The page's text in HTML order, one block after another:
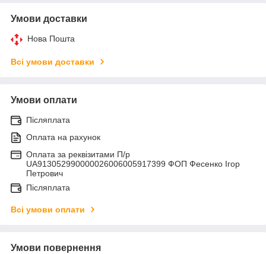
Умови доставки
Нова Пошта
Всі умови доставки
Умови оплати
Післяплата
Оплата на рахунок
Оплата за реквізитами П/р
UA913052990000026006005917399 ФОП Фесенко Ігор
Петрович
Післяплата
Всі умови оплати
Умови повернення